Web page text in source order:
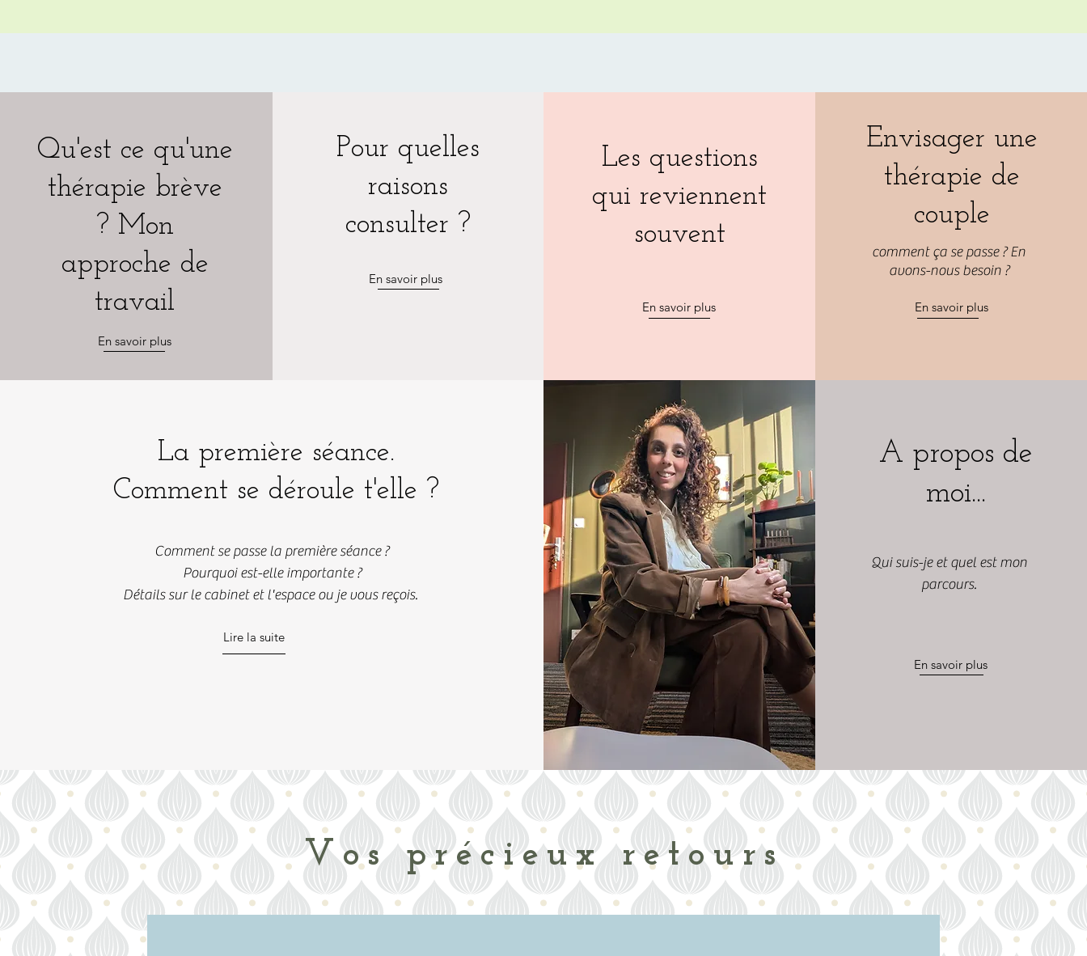
Qu'est ce qu'une
thérapie brève
? Mon
approche de
travail
En savoir plus
Pour quelles
raisons
consulter ?
En savoir plus
Les questions
qui reviennent
souvent
En savoir plus
Envisager une
thérapie de
couple
comment ça se passe ? En
avons-nous besoin ?
En savoir plus
La première séance.
Comment se déroule t'elle ?
Comment se passe la première séance ?
Pourquoi est-elle importante ?
Détails sur le cabinet et l'espace ou je vous reçois.
Lire la suite
A propos de
moi...
Qui suis-je et quel est mon
parcours.
En savoir plus
Vos précieux retours